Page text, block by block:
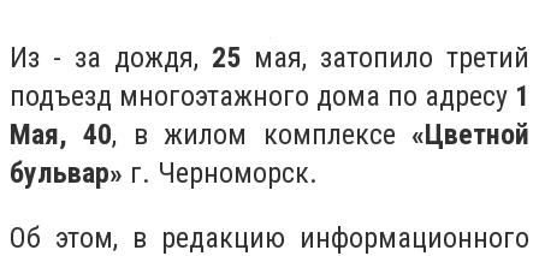
Из - за дождя, 25 мая, затопило третий
подъезд многоэтажного дома по адресу 1
Мая, 40, в жилом комплексе «Цветной
бульвар» г. Черноморск.
Об этом, в редакцию информационного